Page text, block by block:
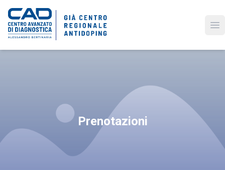
Prenotazioni